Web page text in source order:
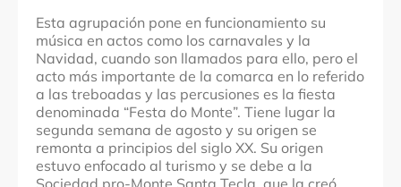
Esta agrupación pone en funcionamiento su
música en actos como los carnavales y la
Navidad, cuando son llamados para ello, pero el
acto más importante de la comarca en lo referido
a las treboadas y las percusiones es la fiesta
denominada “Festa do Monte”. Tiene lugar la
segunda semana de agosto y su origen se
remonta a principios del siglo XX. Su origen
estuvo enfocado al turismo y se debe a la
Sociedad pro-Monte Santa Tecla, que la creó